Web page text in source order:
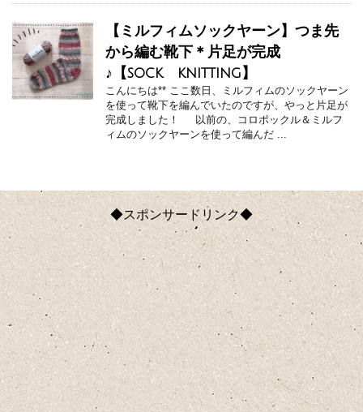
【ミルフィムソックヤーン】つま先
から編む靴下＊片足が完成
♪【sock knitting】
こんにちは** ここ数日、ミルフィムのソックヤーン
を使って靴下を編んでいたのですが、やっと片足が
完成しました！ 以前の、コロポックル＆ミルフ
ィムのソックヤーンを使って編んだ ...
◆スポンサードリンク◆